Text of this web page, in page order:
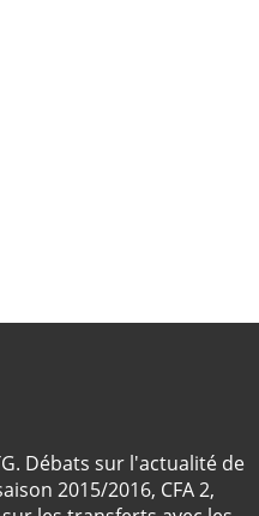
Débats sur l'actualité de
2015/2016, CFA 2,